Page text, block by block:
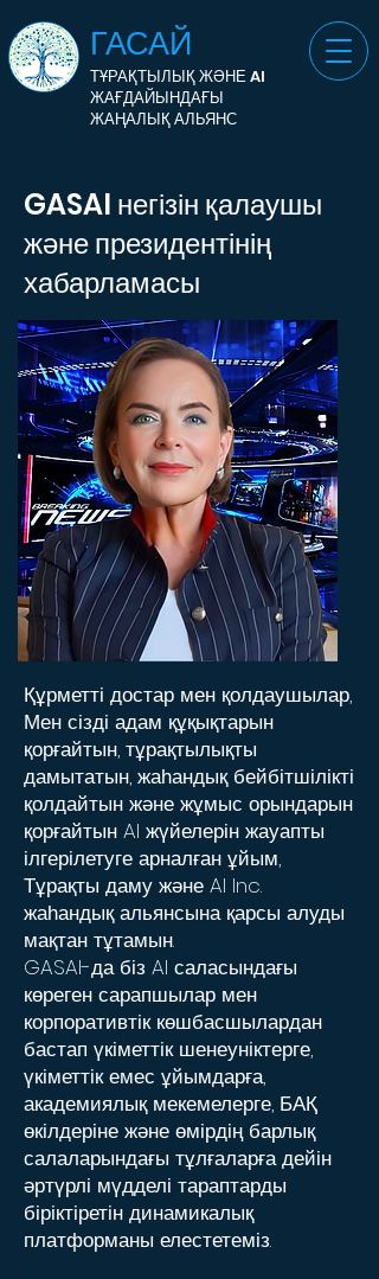
ГАСАЙ
ТҰРАҚТЫЛЫҚ ЖӘНЕ AI
ЖАҒДАЙЫНДАҒЫ
ЖАҢАЛЫҚ АЛЬЯНС
GASAI негізін қалаушы
және президентінің
хабарламасы
Құрметті достар мен қолдаушылар,
Мен сізді адам құқықтарын
қорғайтын, тұрақтылықты
дамытатын, жаһандық бейбітшілікті
қолдайтын және жұмыс орындарын
қорғайтын AI жүйелерін жауапты
ілгерілетуге арналған ұйым,
Тұрақты даму және AI Inc.
жаһандық альянсына қарсы алуды
мақтан тұтамын.
GASAI-да біз AI саласындағы
көреген сарапшылар мен
корпоративтік көшбасшылардан
бастап үкіметтік шенеуніктерге,
үкіметтік емес ұйымдарға,
академиялық мекемелерге, БАҚ
өкілдеріне және өмірдің барлық
салаларындағы тұлғаларға дейін
әртүрлі мүдделі тараптарды
біріктіретін динамикалық
платформаны елестетеміз.